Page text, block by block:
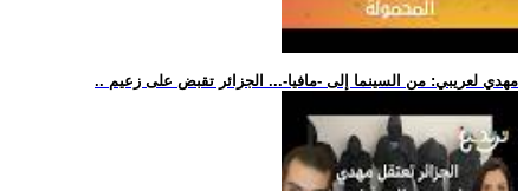
.. مهدي لعريبي: من السينما إلى -مافيا-... الجزائر تقبض على زعيم